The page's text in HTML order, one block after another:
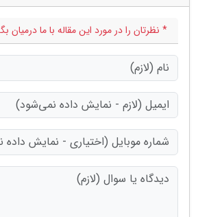
* نظرتان را در مورد این مقاله با ما درمیان